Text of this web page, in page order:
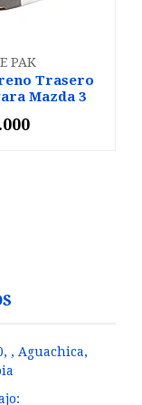
PAK
Trasero
Mazda 3
+
, Aguachica,